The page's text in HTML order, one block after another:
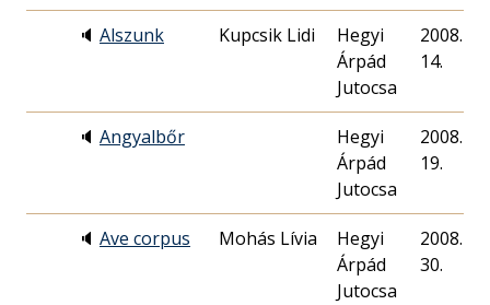
🔈 Alszunk Kupcsik Lidi
Hegyi
Árpád
Jutocsa
2008. 12.
14.
🔈 Angyalbőr
Hegyi
Árpád
Jutocsa
2008. 10.
19.
🔈 Ave corpus Mohás Lívia
Hegyi
Árpád
Jutocsa
2008. 11.
30.